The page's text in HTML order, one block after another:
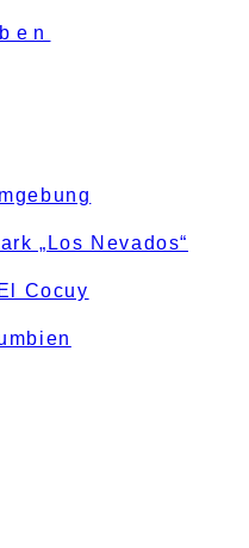
„Los Nevados“
Cocuy